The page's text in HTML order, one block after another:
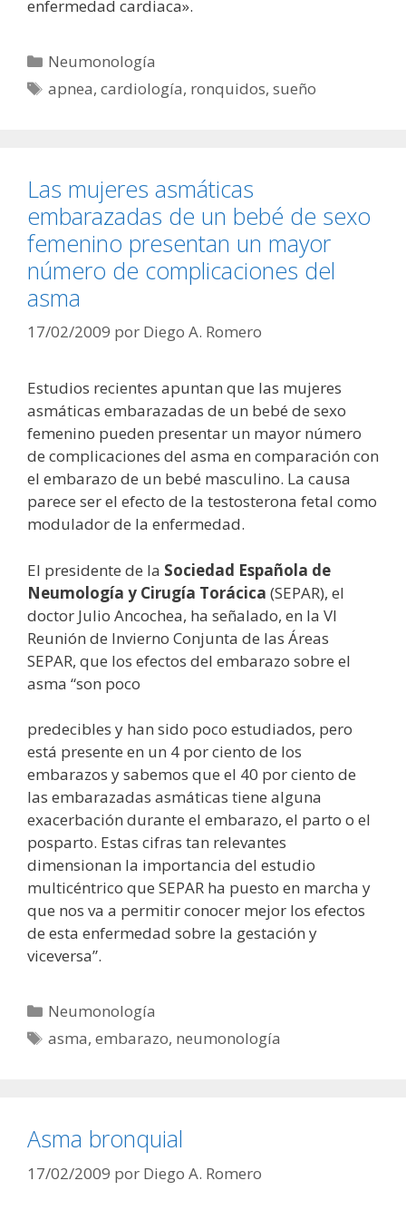
enfermedad cardiaca».
Categorías
Neumonología
Etiquetas
apnea,cardiología, ronquidos,sueño
Las mujeres asmáticas
embarazadas de un bebé de sexo
femenino presentan un mayor
número de complicaciones del
asma
17/02/2009 por Diego A. Romero
Estudios recientes apuntan que las mujeres
asmáticas embarazadas de un bebé de sexo
femenino pueden presentar un mayor número
de complicaciones del asma en comparación con
el embarazo de un bebé masculino. La causa
parece ser el efecto de la testosterona fetal como
modulador de la enfermedad.
El presidente de la Sociedad Española de
Neumología y Cirugía Torácica (SEPAR), el
doctor Julio Ancochea, ha señalado, en la VI
Reunión de Invierno Conjunta de las Áreas
SEPAR, que los efectos del embarazo sobre el
asma “son poco
predecibles y han sido poco estudiados, pero
está presente en un 4 por ciento de los
embarazos y sabemos que el 40 por ciento de
las embarazadas asmáticas tiene alguna
exacerbación durante el embarazo, el parto o el
posparto. Estas cifras tan relevantes
dimensionan la importancia del estudio
multicéntrico que SEPAR ha puesto en marcha y
que nos va a permitir conocer mejor los efectos
de esta enfermedad sobre la gestación y
viceversa”.
Categorías
Neumonología
Etiquetas
asma,embarazo, neumonología
Asma bronquial
17/02/2009 por Diego A. Romero